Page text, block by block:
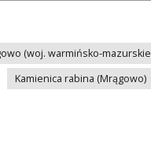
(woj. warmińsko-
Kamienica rabina (Mrągowo)